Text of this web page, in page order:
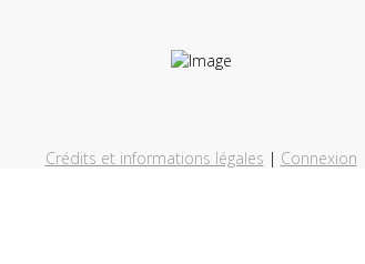
Crédits et informations légales | Connexion